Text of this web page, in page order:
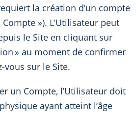
la création d’un compte
»). L’Utilisateur peut
le Site en cliquant sur
» au moment de confirmer
vous sur le Site.
un Compte, l’Utilisateur doit
ayant atteint l’âge